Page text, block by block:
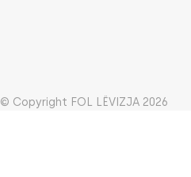
© Copyright FOL LËVIZJA 2026